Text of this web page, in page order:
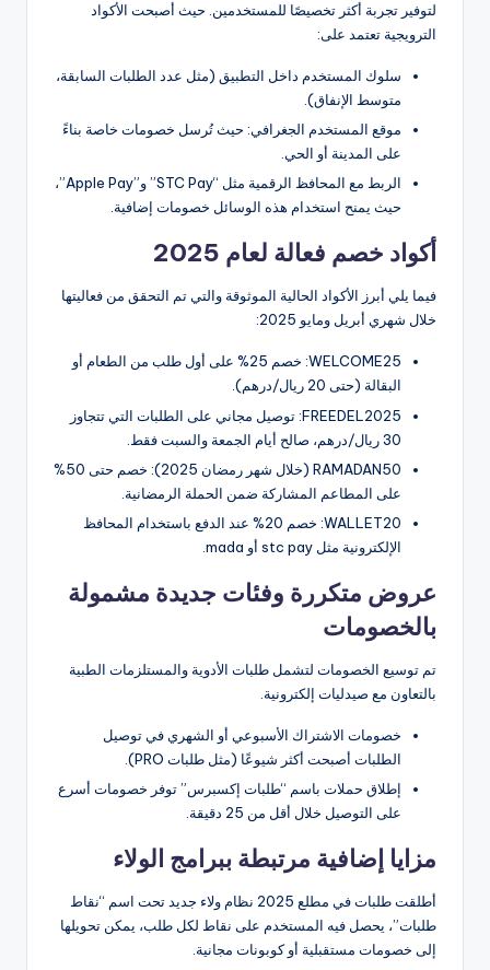
لتوفير تجربة أكثر تخصيصًا للمستخدمين. حيث أصبحت الأكواد
الترويجية تعتمد على:
سلوك المستخدم داخل التطبيق (مثل عدد الطلبات السابقة،
متوسط الإنفاق).
موقع المستخدم الجغرافي: حيث تُرسل خصومات خاصة بناءً
على المدينة أو الحي.
الربط مع المحافظ الرقمية مثل “STC Pay” و”Apple Pay”،
حيث يمنح استخدام هذه الوسائل خصومات إضافية.
أكواد خصم فعالة لعام 2025
فيما يلي أبرز الأكواد الحالية الموثوقة والتي تم التحقق من فعاليتها
خلال شهري أبريل ومايو 2025:
WELCOME25: خصم 25% على أول طلب من الطعام أو
البقالة (حتى 20 ريال/درهم).
FREEDEL2025: توصيل مجاني على الطلبات التي تتجاوز
30 ريال/درهم، صالح أيام الجمعة والسبت فقط.
RAMADAN50 (خلال شهر رمضان 2025): خصم حتى 50%
على المطاعم المشاركة ضمن الحملة الرمضانية.
WALLET20: خصم 20% عند الدفع باستخدام المحافظ
الإلكترونية مثل stc pay أو mada.
عروض متكررة وفئات جديدة مشمولة
بالخصومات
تم توسيع الخصومات لتشمل طلبات الأدوية والمستلزمات الطبية
بالتعاون مع صيدليات إلكترونية.
خصومات الاشتراك الأسبوعي أو الشهري في توصيل
الطلبات أصبحت أكثر شيوعًا (مثل طلبات PRO).
إطلاق حملات باسم “طلبات إكسبرس” توفر خصومات أسرع
على التوصيل خلال أقل من 25 دقيقة.
مزايا إضافية مرتبطة ببرامج الولاء
أطلقت طلبات في مطلع 2025 نظام ولاء جديد تحت اسم “نقاط
طلبات”، يحصل فيه المستخدم على نقاط لكل طلب، يمكن تحويلها
إلى خصومات مستقبلية أو كوبونات مجانية.